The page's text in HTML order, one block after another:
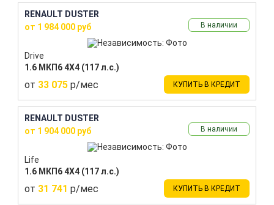
RENAULT DUSTER
от 1 984 000 руб
В наличии
Drive
1.6 МКП6 4Х4 (117 л.с.)
от 33 075 р/мес КУПИТЬ В КРЕДИТ
RENAULT DUSTER
от 1 904 000 руб
В наличии
Life
1.6 МКП6 4Х4 (117 л.с.)
от 31 741 р/мес КУПИТЬ В КРЕДИТ